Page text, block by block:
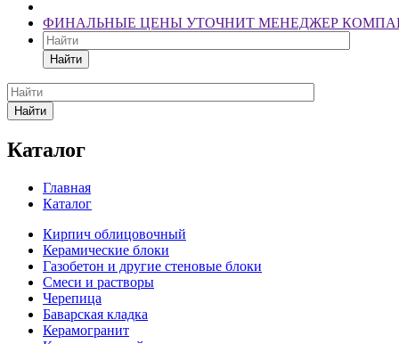
ФИНАЛЬНЫЕ ЦЕНЫ УТОЧНИТ МЕНЕДЖЕР
Найти
Найти
Каталог
Главная
Каталог
Кирпич облицовочный
Керамические блоки
Газобетон и другие стеновые блоки
Смеси и растворы
Черепица
Баварская кладка
Керамогранит